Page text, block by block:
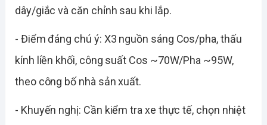
dây/giắc và căn chỉnh sau khi lắp.
- Điểm đáng chú ý: X3 nguồn sáng Cos/pha, thấu
kính liền khối, công suất Cos ~70W/Pha ~95W,
theo công bố nhà sản xuất.
- Khuyến nghị: Cần kiểm tra xe thực tế, chọn nhiệt